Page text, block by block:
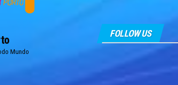
Mundo
FOLLOW US